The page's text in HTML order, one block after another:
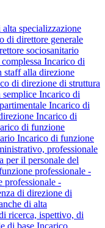
specializzazione
di direttore generale
sociosanitario
Incarico di
staff alla direzione
di direzione di struttura
Incarico di
Incarico di
Incarico di
di funzione
Incarico di funzione
professionale
per il personale del
professionale -
professionale -
di direzione di
di alta
ricerca, ispettivo, di
di base Incarico